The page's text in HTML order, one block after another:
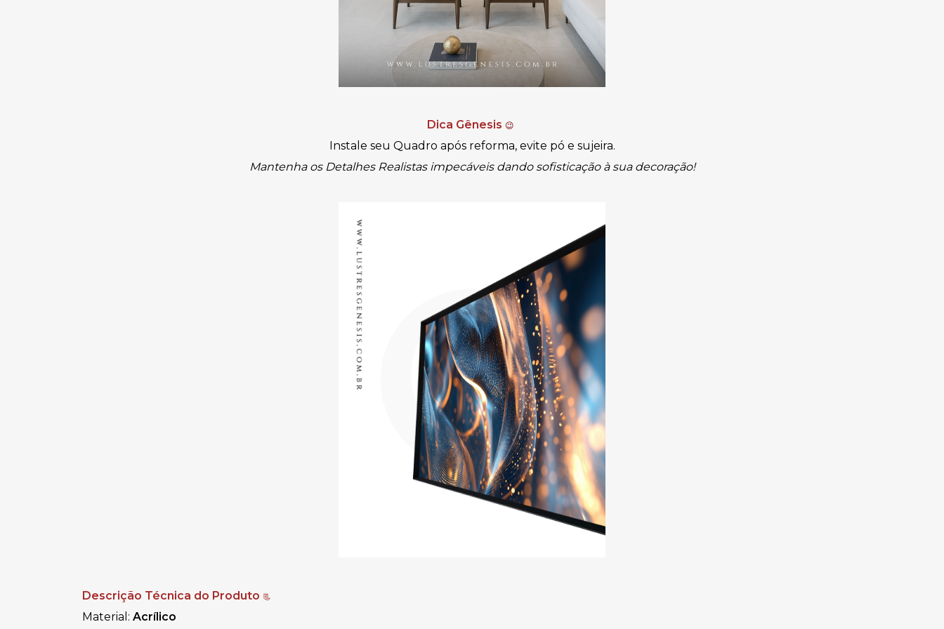
Dica Gênesis 😉
Instale seu Quadro após reforma, evite pó e sujeira.
Mantenha os Detalhes Realistas impecáveis dando sofisticação àsua decoração!
Descrição Técnica do Produto 📃
Material: Acrílico